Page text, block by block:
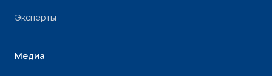
Эксперты
Медиа